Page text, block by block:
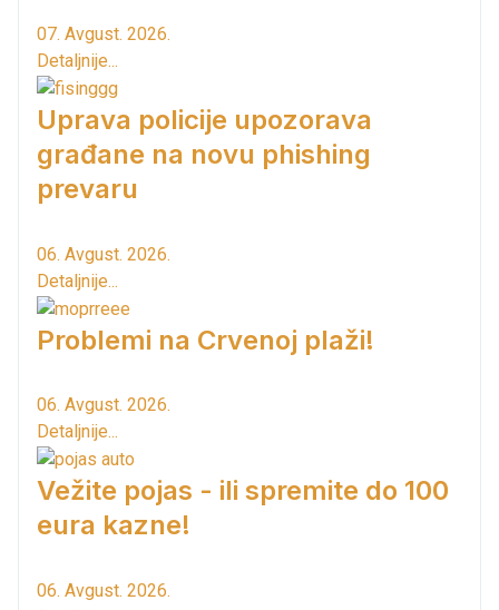
07. Avgust. 2026.
Detaljnije...
Uprava policije upozorava
građane na novu phishing
prevaru
06. Avgust. 2026.
Detaljnije...
Problemi na Crvenoj plaži!
06. Avgust. 2026.
Detaljnije...
Vežite pojas - ili spremite do 100
eura kazne!
06. Avgust. 2026.